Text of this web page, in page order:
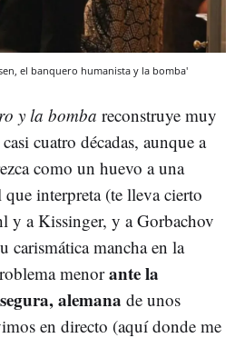
el banquero humanista y la bomba'
y la bomba reconstruye muy
cuatro décadas, aunque a
como un huevo a una
que interpreta (te lleva cierto
y a Kissinger, y a Gorbachov
carismática mancha en la
menorante la
alemana de unos
en directo (aquí donde me